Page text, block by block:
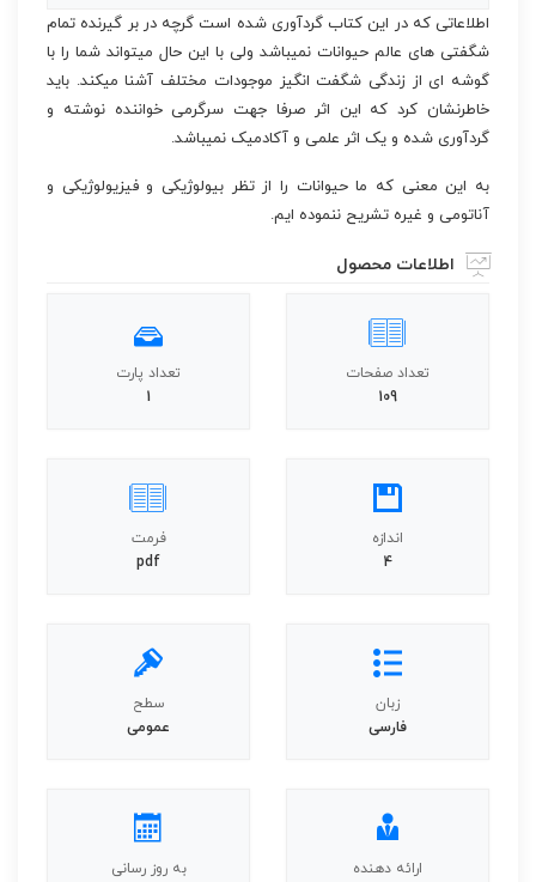
اطلاعاتی که در این کتاب گردآوری شده است گرچه در بر گیرنده تمام
شگفتی های عالم حیوانات نمیباشد ولی با این حال میتواند شما را با
گوشه ای از زندگی شگفت انگیز موجودات مختلف آشنا میکند. باید
خاطرنشان کرد که این اثر صرفا جهت سرگرمی خواننده نوشته و
گردآوری شده و یک اثر علمی و آکادمیک نمیباشد.
به این معنی که ما حیوانات را از تظر بیولوژیکی و فیزیولوژیکی و
آناتومی و غیره تشریح ننموده ایم.
اطلاعات محصول
تعداد صفحات
109
تعداد پارت
1
اندازه
4
فرمت
pdf
زبان
فارسی
سطح
عمومی
ارائه دهنده
به روز رسانی